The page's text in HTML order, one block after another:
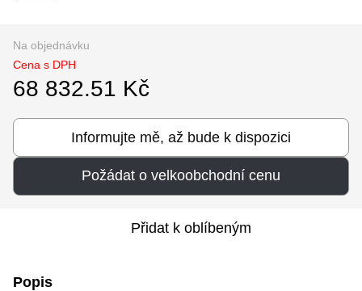
Na objednávku
Cena s DPH
68 832.51 Kč
Informujte mě, až bude k dispozici
Požádat o velkoobchodní cenu
Přidat k oblíbeným
Popis